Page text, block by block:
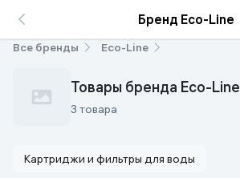
Бренд Eco-Line
Все бренды Eco-Line
Товары бренда Eco-Line
3 товара
Картриджи и фильтры для воды